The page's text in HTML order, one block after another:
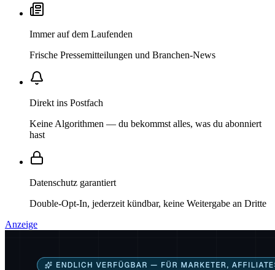
Immer auf dem Laufenden
Frische Pressemitteilungen und Branchen-News
Direkt ins Postfach
Keine Algorithmen — du bekommst alles, was du abonniert
hast
Datenschutz garantiert
Double-Opt-In, jederzeit kündbar, keine Weitergabe an Dritte
Anzeige